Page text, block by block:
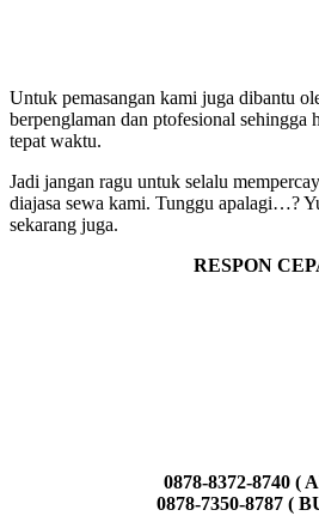
Untuk pemasangan kami juga dibantu
berpenglaman dan ptofesional sehingga
tepat waktu.
Jadi jangan ragu untuk selalu
diajasa sewa kami. Tunggu apalagi…?
sekarang juga.
RESPON
0878-8372-8740 (
0878-7350-8787 (